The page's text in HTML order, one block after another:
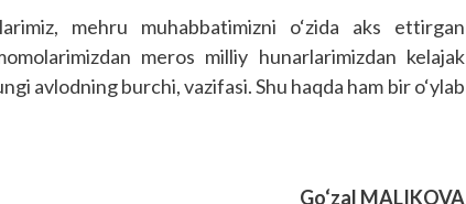
mehru muhabbatimizni o‘zida aks ettirgan
meros milliy hunarlarimizdan kelajak
avlodning burchi, vazifasi. Shu haqda ham bir o‘ylab
Go‘zal MALIKOVA